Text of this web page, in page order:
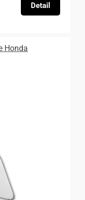
Detail
Honda